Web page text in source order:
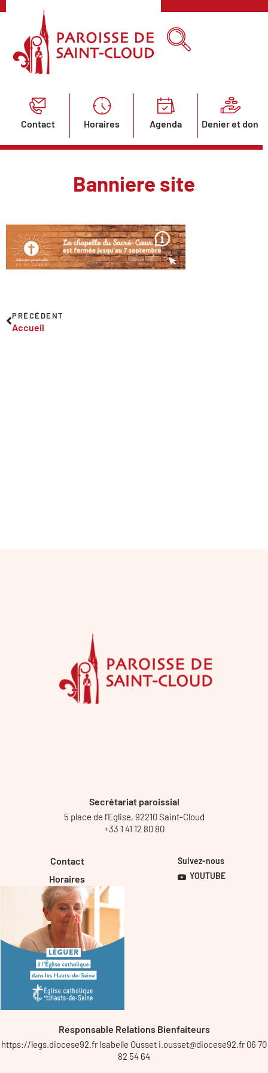
Contact Horaires Agenda Denier et don
Banniere site
PRÉCÉDENT
Accueil
Secrétariat paroissial
5 place de l’Eglise, 92210 Saint-Cloud
+33 1 41 12 80 80
Contact
Horaires
Suivez-nous
YOUTUBE
Responsable Relations Bienfaiteurs
https://legs.diocese92.fr Isabelle Ousset i.ousset@diocese92.fr 06 70
82 54 64